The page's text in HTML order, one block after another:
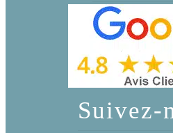
Suivez-